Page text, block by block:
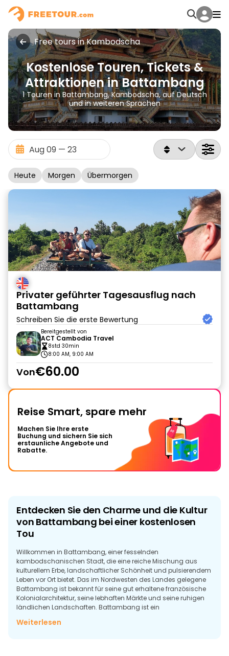
Free tours in Kambodscha
Kostenlose Touren, Tickets &
Attraktionen in Battambang
1 Touren in Battambang, Kambodscha, auf Deutsch
und in weiteren Sprachen
Heute Morgen Übermorgen
Privater geführter Tagesausflug nach
Battambang
Schreiben Sie die erste Bewertung
Bereitgestellt von
ACT Cambodia Travel
8std 30min
8:00 AM, 9:00 AM
Von€60.00
Reise Smart, spare mehr
Machen Sie Ihre erste
Buchung und sichern Sie sich
erstaunliche Angebote und
Rabatte.
Entdecken Sie den Charme und die Kultur
von Battambang bei einer kostenlosen
Tou
Willkommen in Battambang, einer fesselnden
kambodschanischen Stadt, die eine reiche Mischung aus
kulturellem Erbe, landschaftlicher Schönheit und pulsierendem
Leben vor Ort bietet. Das im Nordwesten des Landes gelegene
Battambang ist bekannt für seine gut erhaltene französische
Kolonialarchitektur, seine lebhaften Märkte und seine ruhigen
ländlichen Landschaften. Battambang ist ein
Charme des kambodschanischen Lebens jenseits der
Weiterlesen